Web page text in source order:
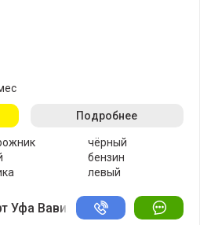
чёрный
бензин
левый
Подробнее
Уфа Вавилово